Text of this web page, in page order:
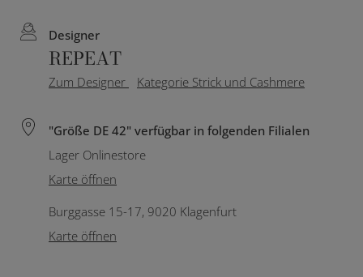
Designer
REPEAT
Zum Designer Kategorie Strick und Cashmere
"Größe DE 42" verfügbar in folgenden Filialen
Lager Onlinestore
Karte öffnen
Burggasse 15-17, 9020 Klagenfurt
Karte öffnen